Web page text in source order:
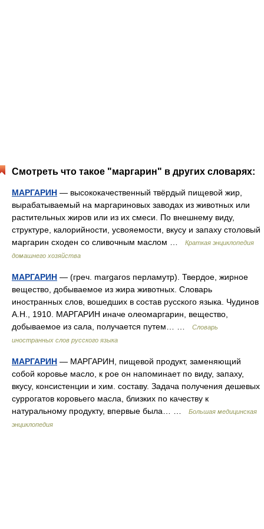
Смотреть что такое "маргарин" в других словарях:
МАРГАРИН — высококачественный твёрдый пищевой жир,
вырабатываемый на маргариновых заводах из животных или
растительных жиров или из их смеси. По внешнему виду,
структуре, калорийности, усвояемости, вкусу и запаху столовый
маргарин сходен со сливочным маслом …
Краткая энциклопедия
домашнего хозяйства
МАРГАРИН — (греч. margaros перламутр). Твердое, жирное
вещество, добываемое из жира животных. Словарь
иностранных слов, вошедших в состав русского языка. Чудинов
А.Н., 1910. МАРГАРИН иначе олеомаргарин, вещество,
добываемое из сала, получается путем… …
Словарь
иностранных слов русского языка
МАРГАРИН — МАРГАРИН, пищевой продукт, заменяющий
собой коровье масло, к рое он напоминает по виду, запаху,
вкусу, консистенции и хим. составу. Задача получения дешевых
суррогатов коровьего масла, близких по качеству к
натуральному продукту, впервые была… …
Большая медицинская
энциклопедия